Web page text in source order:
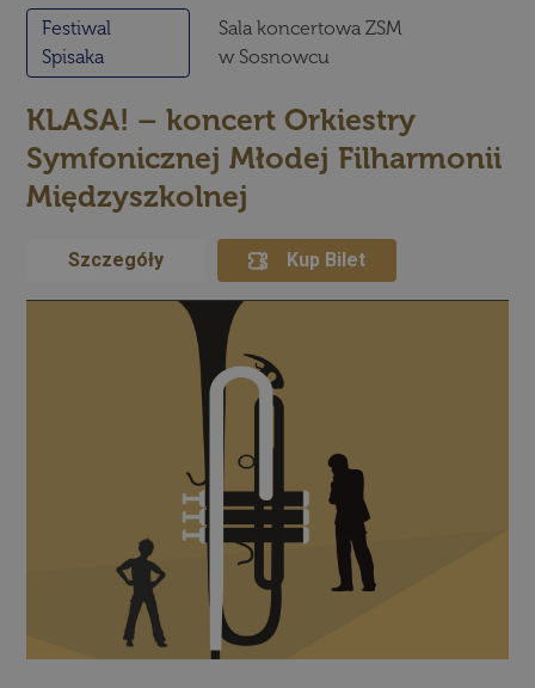
Festiwal
Spisaka
Sala koncertowa ZSM
w Sosnowcu
KLASA! – koncert Orkiestry
Symfonicznej Młodej Filharmonii
Międzyszkolnej
Szczegóły Kup Bilet